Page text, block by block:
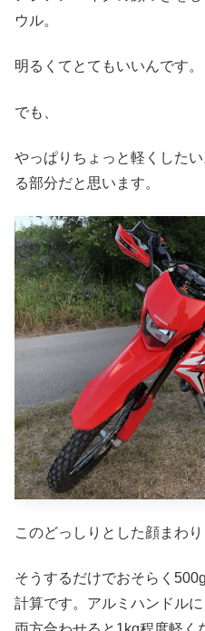
ウル。
明るくてとてもいいんです。
でも、
やっぱりちょっと軽くした
る部分だと思います。
このどっしりとした顔まわり
そうするだけでおそらく
計算です。アルミハンドル